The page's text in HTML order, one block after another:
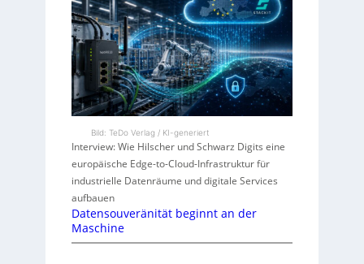
Bild: TeDo Verlag / KI-generiert
Interview: Wie Hilscher und Schwarz Digits eine
europäische Edge-to-Cloud-Infrastruktur für
industrielle Datenräume und digitale Services
aufbauen
Datensouveränität beginnt an der
Maschine